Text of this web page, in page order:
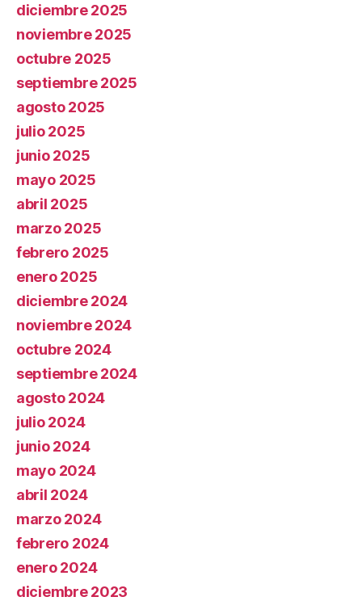
diciembre 2025
noviembre 2025
octubre 2025
septiembre 2025
agosto 2025
julio 2025
junio 2025
mayo 2025
abril 2025
marzo 2025
febrero 2025
enero 2025
diciembre 2024
noviembre 2024
octubre 2024
septiembre 2024
agosto 2024
julio 2024
junio 2024
mayo 2024
abril 2024
marzo 2024
febrero 2024
enero 2024
diciembre 2023